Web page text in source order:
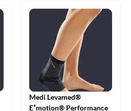
Medi Levamed®
E⁺motion® Performance